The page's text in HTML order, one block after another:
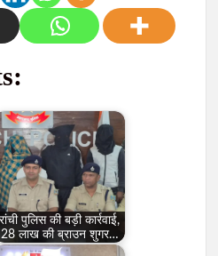
रांची पुलिस की बड़ी कार्रवाई,
28 लाख की ब्राउन शुगर…